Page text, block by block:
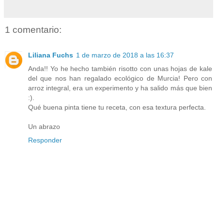
1 comentario:
Liliana Fuchs 1 de marzo de 2018 a las 16:37
Anda!! Yo he hecho también risotto con unas hojas de kale
del que nos han regalado ecológico de Murcia! Pero con
arroz integral, era un experimento y ha salido más que bien
:).
Qué buena pinta tiene tu receta, con esa textura perfecta.
Un abrazo
Responder